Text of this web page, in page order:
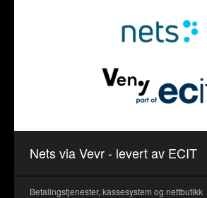
Nets via Vevr - levert av ECIT
Betalingstjenester, kassesystem og nettbutikk